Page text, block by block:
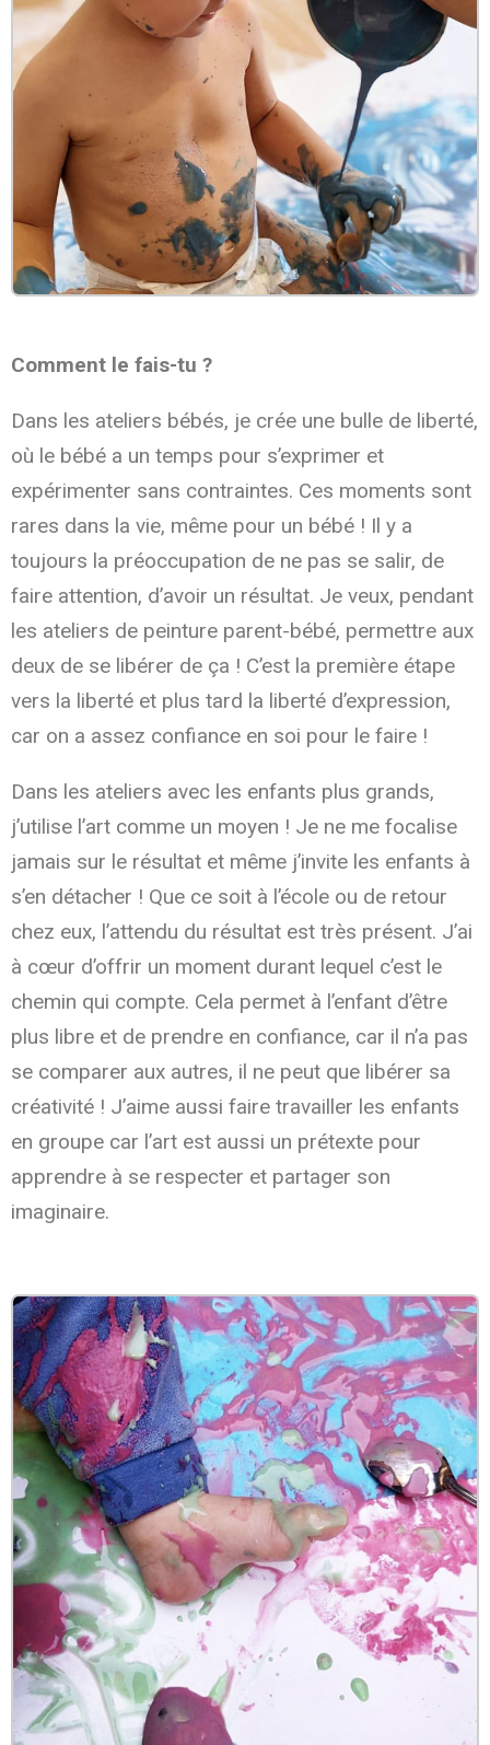
Comment le fais-tu ?
Dans les ateliers bébés, je crée une bulle de liberté,
où le bébé a un temps pour s’exprimer et
expérimenter sans contraintes. Ces moments sont
rares dans la vie, même pour un bébé ! Il y a
toujours la préoccupation de ne pas se salir, de
faire attention, d’avoir un résultat. Je veux, pendant
les ateliers de peinture parent-bébé, permettre aux
deux de se libérer de ça ! C’est la première étape
vers la liberté et plus tard la liberté d’expression,
car on a assez confiance en soi pour le faire !
Dans les ateliers avec les enfants plus grands,
j’utilise l’art comme un moyen ! Je ne me focalise
jamais sur le résultat et même j’invite les enfants à
s’en détacher ! Que ce soit à l’école ou de retour
chez eux, l’attendu du résultat est très présent. J’ai
à cœur d’offrir un moment durant lequel c’est le
chemin qui compte. Cela permet à l’enfant d’être
plus libre et de prendre en confiance, car il n’a pas
se comparer aux autres, il ne peut que libérer sa
créativité ! J’aime aussi faire travailler les enfants
en groupe car l’art est aussi un prétexte pour
apprendre à se respecter et partager son
imaginaire.